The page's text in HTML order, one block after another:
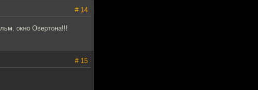
# 14
окно Овертона!!!
# 15